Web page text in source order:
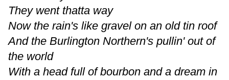
They went thatta way
Now the rain's like gravel on an old tin roof
And the Burlington Northern's pullin' out of
the world
With a head full of bourbon and a dream in